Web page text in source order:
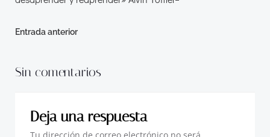
Navegación
de
entradas
Entrada anterior
Sin comentarios
Deja una respuesta